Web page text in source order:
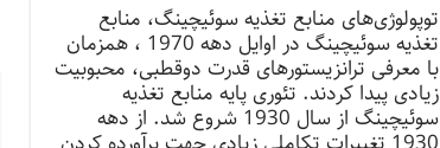
توپولوژی‌های منابع تغذیه سوئیچینگ، منابع
تغذیه سوئیچینگ در اوایل دهه 1970 ، همزمان
با معرفی ترانزیستورهای قدرت دوقطبی، محبوبیت
زیادی پیدا کردند. تئوری پایه منابع تغذیه
سوئیچینگ از سال 1930 شروع شد. از دهه